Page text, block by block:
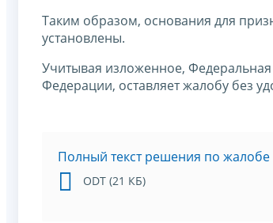
Таким образом, основания для
установлены.
Учитывая изложенное, Федеральная
Федерации, оставляет жалобу без
Полный текст решения по жалобе
ODT (21 КБ)